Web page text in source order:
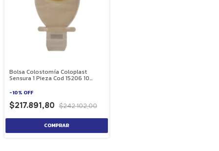
Bolsa Colostomía Coloplast
Sensura 1 Pieza Cod 15206 10
-10% OFF
$217.891,80 $242.102,00